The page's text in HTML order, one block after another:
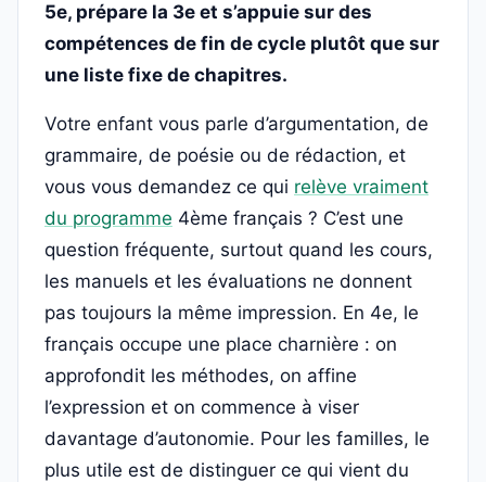
5e, prépare la 3e et s’appuie sur des
compétences de fin de cycle plutôt que sur
une liste fixe de chapitres.
Votre enfant vous parle d’argumentation, de
grammaire, de poésie ou de rédaction, et
vous vous demandez ce qui relève vraiment
du programme 4ème français ? C’est une
question fréquente, surtout quand les cours,
les manuels et les évaluations ne donnent
pas toujours la même impression. En 4e, le
français occupe une place charnière : on
approfondit les méthodes, on affine
l’expression et on commence à viser
davantage d’autonomie. Pour les familles, le
plus utile est de distinguer ce qui vient du